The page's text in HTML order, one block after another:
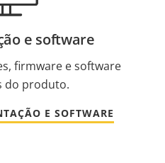
e software
firmware e software
do produto.
E SOFTWARE